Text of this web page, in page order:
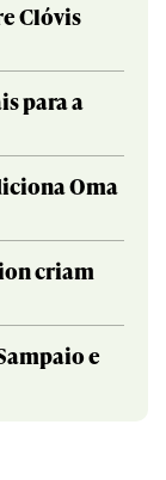
Clóvis
para a
Oma
criam
e